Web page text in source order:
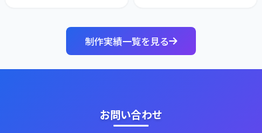
制作実績一覧を見る
お問い合わせ